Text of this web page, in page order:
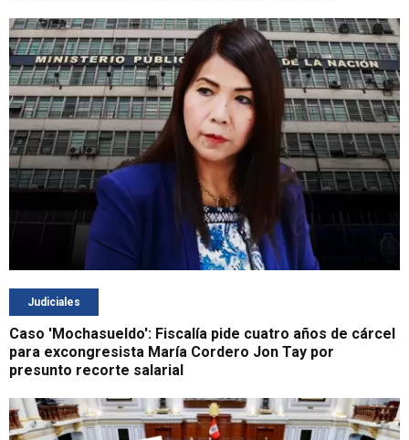
Judiciales
Caso 'Mochasueldo': Fiscalía pide cuatro años de cárcel
para excongresista María Cordero Jon Tay por
presunto recorte salarial